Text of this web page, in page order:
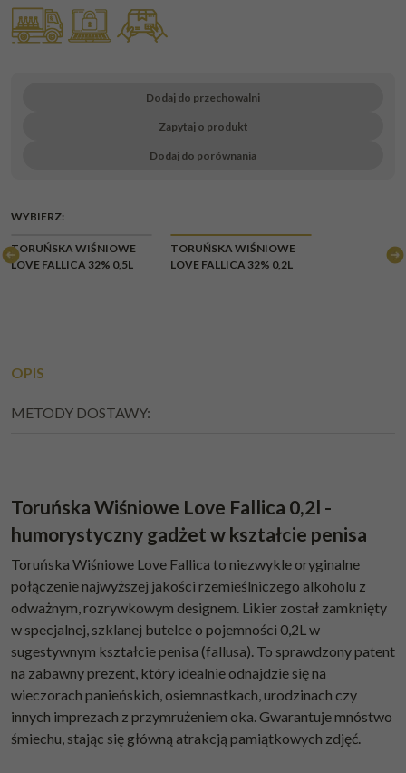
Dodaj do przechowalni
Zapytaj o produkt
Dodaj do porównania
WYBIERZ:
CHWILOWY
BRAK
TORUŃSKA WIŚNIOWE
LOVE FALLICA 32% 0,5L
CHWILOWY
BRAK
TORUŃSKA WIŚNIOWE
LOVE FALLICA 32% 0,2L
OPIS
METODY DOSTAWY:
Toruńska Wiśniowe Love Fallica 0,2l -
humorystyczny gadżet w kształcie penisa
Toruńska Wiśniowe Love Fallica to niezwykle oryginalne
połączenie najwyższej jakości rzemieślniczego alkoholu z
odważnym, rozrywkowym designem. Likier został zamknięty
w specjalnej, szklanej butelce o pojemności 0,2L w
sugestywnym kształcie penisa (fallusa). To sprawdzony patent
na zabawny prezent, który idealnie odnajdzie się na
wieczorach panieńskich, osiemnastkach, urodzinach czy
innych imprezach z przymrużeniem oka. Gwarantuje mnóstwo
śmiechu, stając się główną atrakcją pamiątkowych zdjęć.